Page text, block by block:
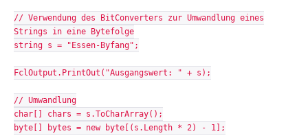
// Verwendung des BitConverters zur Umwandlung eines
Strings in eine Bytefolge
string s = "Essen-Byfang";
FclOutput.PrintOut("Ausgangswert: " + s);
// Umwandlung
char[] chars = s.ToCharArray();
byte[] bytes = new byte[(s.Length * 2) - 1];